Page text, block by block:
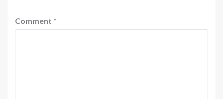
Comment *